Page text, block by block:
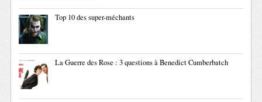
Top 10 des super-méchants
La Guerre des Rose : 3 questions à Benedict Cumberbatch